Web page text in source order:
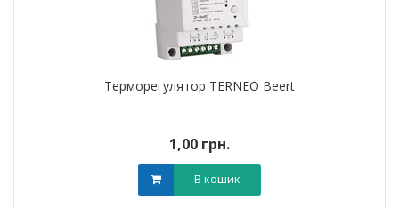
Терморегулятор TERNEO Beert
1,00 грн.
В кошик